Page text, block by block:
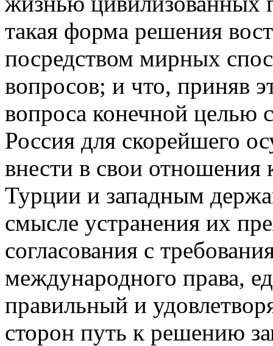
такая форма решения
посредством мирных
вопросов; и что, приняв
вопроса конечной целью
Россия для скорейшего
внести в свои
Турции и западным
смысле устранения их
согласования с
международного права,
правильный и
сторон путь к решению